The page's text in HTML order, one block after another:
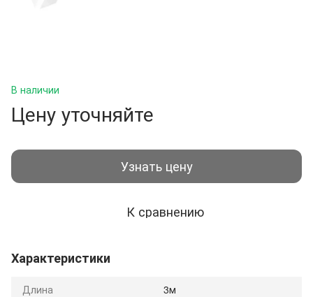
В наличии
Цену уточняйте
Узнать цену
К сравнению
Характеристики
Длина
3м